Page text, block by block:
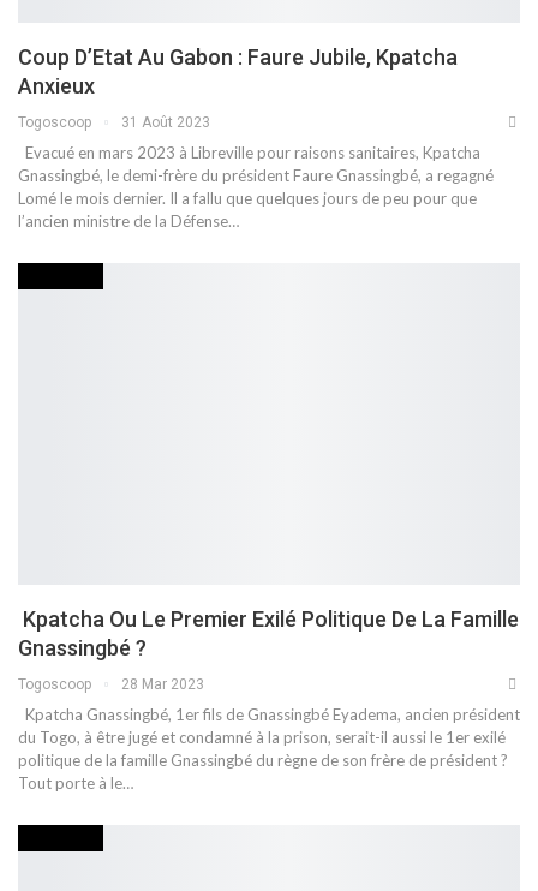
Coup D’Etat Au Gabon : Faure Jubile, Kpatcha
Anxieux
Togoscoop 31 Août 2023
Evacué en mars 2023 à Libreville pour raisons sanitaires, Kpatcha
Gnassingbé, le demi-frère du président Faure Gnassingbé, a regagné
Lomé le mois dernier. Il a fallu que quelques jours de peu pour que
l’ancien ministre de la Défense…
Kpatcha Ou Le Premier Exilé Politique De La Famille
Gnassingbé ?
Togoscoop 28 Mar 2023
Kpatcha Gnassingbé, 1er fils de Gnassingbé Eyadema, ancien président
du Togo, à être jugé et condamné à la prison, serait-il aussi le 1er exilé
politique de la famille Gnassingbé du règne de son frère de président ?
Tout porte à le…